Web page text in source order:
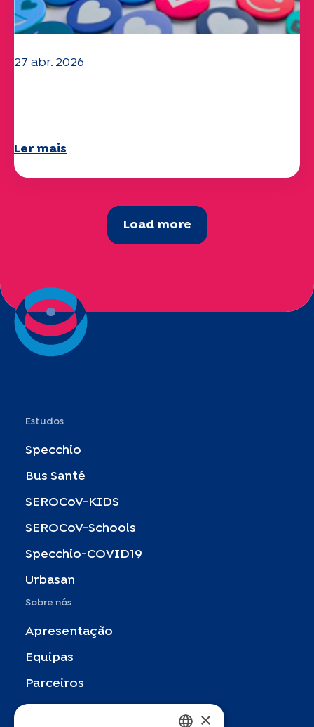
27 abr. 2026
Ler mais
Load more
Estudos
Specchio
Bus Santé
SEROCoV-KIDS
SEROCoV-Schools
Specchio-COVID19
Urbasan
Sobre nós
Apresentação
Equipas
Parceiros
×